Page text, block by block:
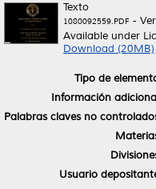
Texto
1080092559.PDF -
Available under
Download (20MB)
Tipo de
Información
Palabras claves no
Usuario